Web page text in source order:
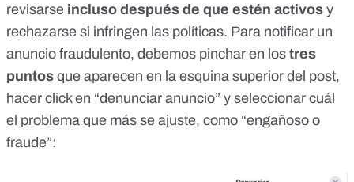
revisarse incluso después de que estén activos y
rechazarse si infringen las políticas. Para notificar un
anuncio fraudulento, debemos pinchar en los tres
puntos que aparecen en la esquina superior del post,
hacer click en “denunciar anuncio” y seleccionar cuál
el problema que más se ajuste, como “engañoso o
fraude”: